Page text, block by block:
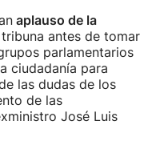
aplauso de la
antes de tomar
parlamentarios
ciudadanía para
las dudas de los
de las
José Luis